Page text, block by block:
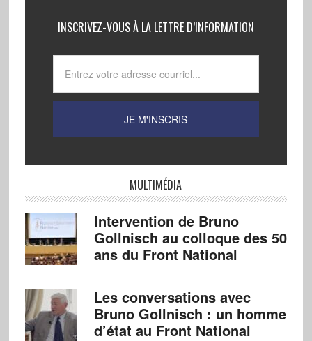
INSCRIVEZ-VOUS À LA LETTRE D’INFORMATION
MULTIMÉDIA
Intervention de Bruno
Gollnisch au colloque des 50
ans du Front National
Les conversations avec
Bruno Gollnisch : un homme
d’état au Front National